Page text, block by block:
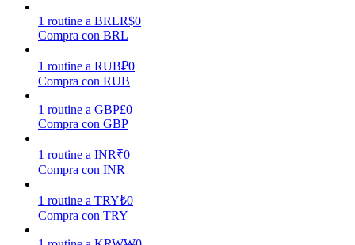
Gana recompensas competitivas diariamente
1 routine a BRLR$0
Compra con BRL
1 routine a RUB₽0
Compra con RUB
1 routine a GBP£0
Compra con GBP
1 routine a INR₹0
Compra con INR
1 routine a TRY₺0
Compra con TRY